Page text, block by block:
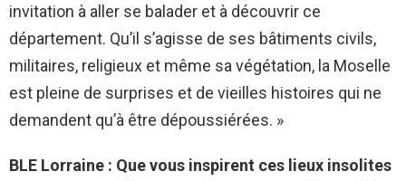
invitation à aller se balader et à découvrir ce
département. Qu’il s’agisse de ses bâtiments civils,
militaires, religieux et même sa végétation, la Moselle
est pleine de surprises et de vieilles histoires qui ne
demandent qu’à être dépoussiérées. »
BLE Lorraine : Que vous inspirent ces lieux insolites